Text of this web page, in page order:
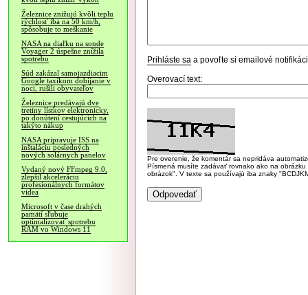
Železnice znižujú kvôli teplu
rýchlosť iba na 50 km/h,
spôsobuje to meškanie
NASA na diaľku na sonde
Voyager 2 úspešne znížila
spotrebu
Súd zakázal samojazdiacim
Google taxíkom dobíjanie v
noci, rušili obyvateľov
Železnice predávajú dve
tretiny lístkov elektronicky,
po donútení cestujúcich na
takýto nákup
NASA pripravuje ISS na
inštaláciu posledných
nových solárnych panelov
Vydaný nový FFmpeg 9.0,
zlepšil akceleráciu
profesionálnych formátov
videa
Microsoft v čase drahých
pamätí sľubuje
optimalizovať spotrebu
RAM vo Windows 11
Prihláste sa a povoľte si emailové
Overovací text:
Pre overenie, že komentár sa nepridáva
Písmená musíte zadávať rovnako ako na
obrázok". V texte sa používajú iba znaky